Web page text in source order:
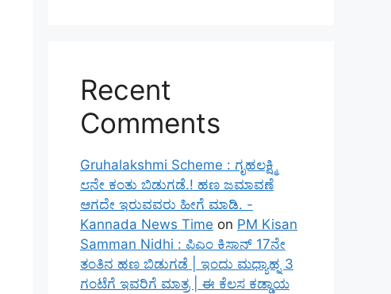
Recent
Comments
Gruhalakshmi Scheme : ಗೃಹಲಕ್ಷ್ಮಿ
೮ನೇ ಕಂತು ಬಿಡುಗಡೆ.! ಹಣ ಜಮಾವಣೆ
ಆಗದೇ ಇರುವವರು ಹೀಗೆ ಮಾಡಿ. -
Kannada News Time on PM Kisan
Samman Nidhi : ಪಿಎಂ ಕಿಸಾನ್ 17ನೇ
ತಂತಿನ ಹಣ ಬಿಡುಗಡೆ | ಇಂದು ಮಧ್ಯಾಹ್ನ 3
ಗಂಟೆಗೆ ಇವರಿಗೆ ಮಾತ್ರ | ಈ ಕೆಲಸ ಕಡ್ಡಾಯ